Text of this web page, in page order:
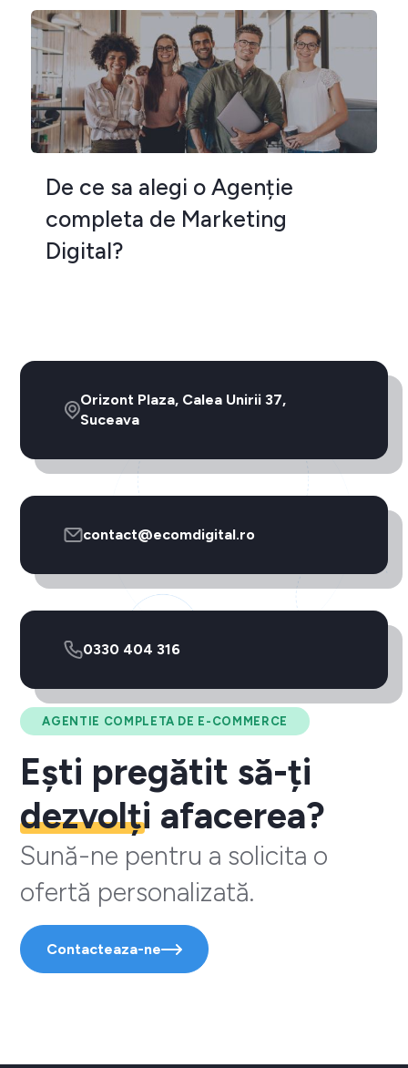
De ce sa alegi o Agenție
completa de Marketing
Digital?
AGENTIE COMPLETA DE E-COMMERCE
Ești pregătit să-ți
dezvolți afacerea?
Sună-ne pentru a solicita o
ofertă personalizată.
Contacteaza-ne
Orizont Plaza, Calea Unirii 37,
Suceava
contact@ecomdigital.ro
0330 404 316